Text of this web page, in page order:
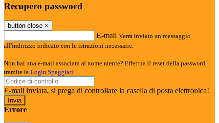
Recupero password
button close ×
E-mail Verrà inviato un messaggio
all'indirizzo indicato con le istruzioni necessarie.
Non hai una e-mail associata al nome utente? Effettua il reset della password
tramite la Login Spaggiari
E-mail inviata, si prega di controllare la casella di posta elettronica!
Errore